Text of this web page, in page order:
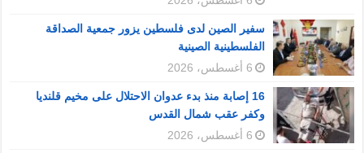
سفير الصين لدى فلسطين يزور جمعية الصداقة
الفلسطينية الصينية
6 أغسطس، 2026
16 إصابة منذ بدء عدوان الاحتلال على مخيم قلنديا
وكفر عقب شمال القدس
6 أغسطس، 2026